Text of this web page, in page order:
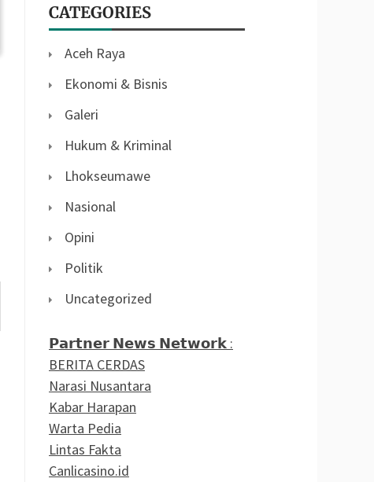
CATEGORIES
Aceh Raya
Ekonomi & Bisnis
Galeri
Hukum & Kriminal
Lhokseumawe
Nasional
Opini
Politik
Uncategorized
𝗣𝗮𝗿𝘁𝗻𝗲𝗿 𝗡𝗲𝘄𝘀 𝗡𝗲𝘁𝘄𝗼𝗿𝗸 :
BERITA CERDAS
Narasi Nusantara
Kabar Harapan
Warta Pedia
Lintas Fakta
Canlicasino.id